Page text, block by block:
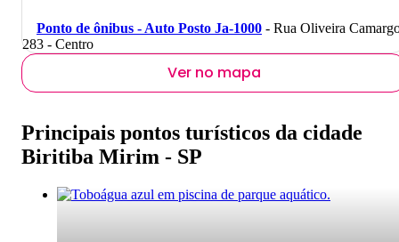
Ponto de ônibus - Auto Posto Ja-1000 - Rua Oliveira
283 - Centro
Ver no mapa
Principais pontos turísticos da cidade
Biritiba Mirim - SP